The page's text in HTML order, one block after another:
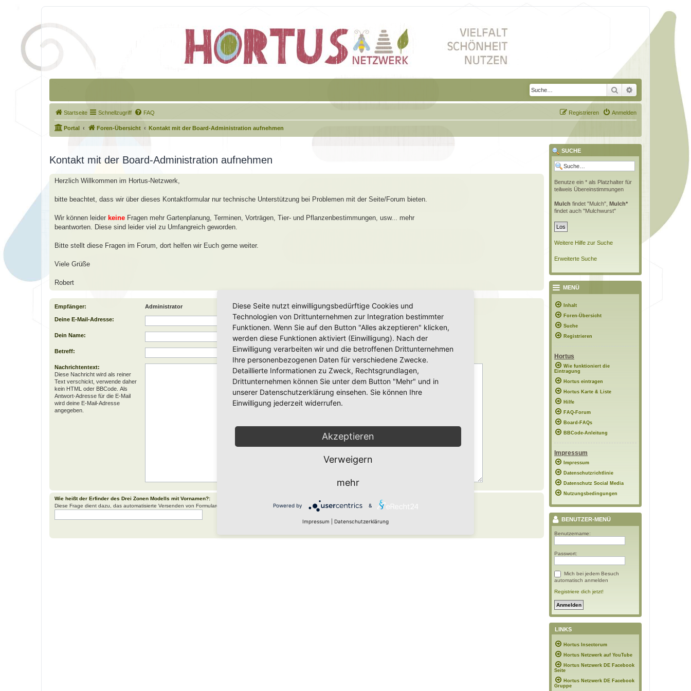
Suche Erweiterte Suche
Startseite Schnellzugriff FAQ Anmelden
Registrieren
Portal Foren-Übersicht Kontakt mit der Board-Administration aufnehmen
Kontakt mit der Board-Administration aufnehmen
Herzlich Willkommen im Hortus-Netzwerk,
bitte beachtet, dass wir über dieses Kontaktformular nur technische Unterstützung bei Problemen mit der Seite/Forum bieten.
Wir können leider keine Fragen mehr Gartenplanung, Terminen, Vorträgen, Tier- und Pflanzenbestimmungen, usw... mehr
beantworten. Diese sind leider viel zu Umfangreich geworden.
Bitte stellt diese Fragen im Forum, dort helfen wir Euch gerne weiter.
Viele Grüße
Robert
Empfänger: Administrator
Deine E-Mail-Adresse:
Dein Name:
Betreff:
Nachrichtentext:
Diese Nachricht wird als reiner
Text verschickt, verwende daher
kein HTML oder BBCode. Als
Antwort-Adresse für die E-Mail
wird deine E-Mail-Adresse
angegeben.
Wie heißt der Erfinder des Drei Zonen Modells mit Vornamen?:
Diese Frage dient dazu, das automatisierte Versenden von Formularen durch Spam-Bots zu verhindern.
SUCHE
Benutze ein * als Platzhalter für
teilweis Übereinstimmungen
Mulch findet "Mulch", Mulch*
findet auch "Mulchwurst"
Weitere Hilfe zur Suche
Erweiterte Suche
MENÜ
Inhalt
Foren-Übersicht
Suche
Registrieren
Hortus
Wie funktioniert die
Eintragung
Hortus eintragen
Hortus Karte & Liste
Hilfe
FAQ-Forum
Board-FAQs
BBCode-Anleitung
Impressum
Impressum
Datenschutzrichtlinie
Datenschutz Social Media
Nutzungsbedingungen
BENUTZER-MENÜ
Benutzername:
Passwort:
Mich bei jedem Besuch
automatisch anmelden
Registriere dich jetzt!
LINKS
Hortus Insectorum
Hortus Netzwerk auf YouTube
Hortus Netzwerk DE Facebook
Seite
Hortus Netzwerk DE Facebook
Gruppe
Diese Seite nutzt einwilligungsbedürftige Cookies und
Technologien von Drittunternehmen zur Integration bestimmter
Funktionen. Wenn Sie auf den Button "Alles akzeptieren" klicken,
werden diese Funktionen aktiviert (Einwilligung). Nach der
Einwilligung verarbeiten wir und die betroffenen Drittunternehmen
Ihre personenbezogenen Daten für verschiedene Zwecke.
Detaillierte Informationen zu Zweck, Rechtsgrundlagen,
Drittunternehmen können Sie unter dem Button "Mehr" und in
unserer Datenschutzerklärung einsehen. Sie können Ihre
Einwilligung jederzeit widerrufen.
Akzeptieren
Verweigern
mehr
Powered by &
Impressum Datenschutzerklärung